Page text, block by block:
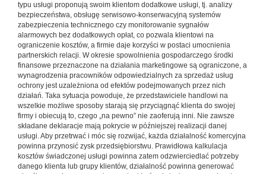
typu usługi proponują swoim klientom dodatkowe usługi, tj. analizy
bezpieczeństwa, obsługę serwisowo-konserwacyjną systemów
zabezpieczenia technicznego czy monitorowanie sygnałów
alarmowych bez dodatkowych opłat, co pozwala klientowi na
ograniczenie kosztów, a firmie daje korzyści w postaci umocnienia
partnerskich relacji. W okresie spowolnienia gospodarczego środki
finansowe przeznaczone na działania marketingowe są ograniczone, a
wynagrodzenia pracowników odpowiedzialnych za sprzedaż usług
ochrony jest uzależniona od efektów podejmowanych przez nich
działań. Taka sytuacja powoduje, że przedstawiciele handlowi na
wszelkie możliwe sposoby starają się przyciągnąć klienta do swojej
firmy i obiecują to, czego „na pewno” nie zaoferują inni. Nie zawsze
składane deklaracje mają pokrycie w późniejszej realizacji danej
usługi. Aby przetrwać i móc się rozwijać, każda działalność komercyjna
powinna przynosić zysk przedsiębiorstwu. Prawidłowa kalkulacja
kosztów świadczonej usługi powinna zatem odzwierciedlać potrzeby
danego klienta lub grupy klientów, działalność powinna generować